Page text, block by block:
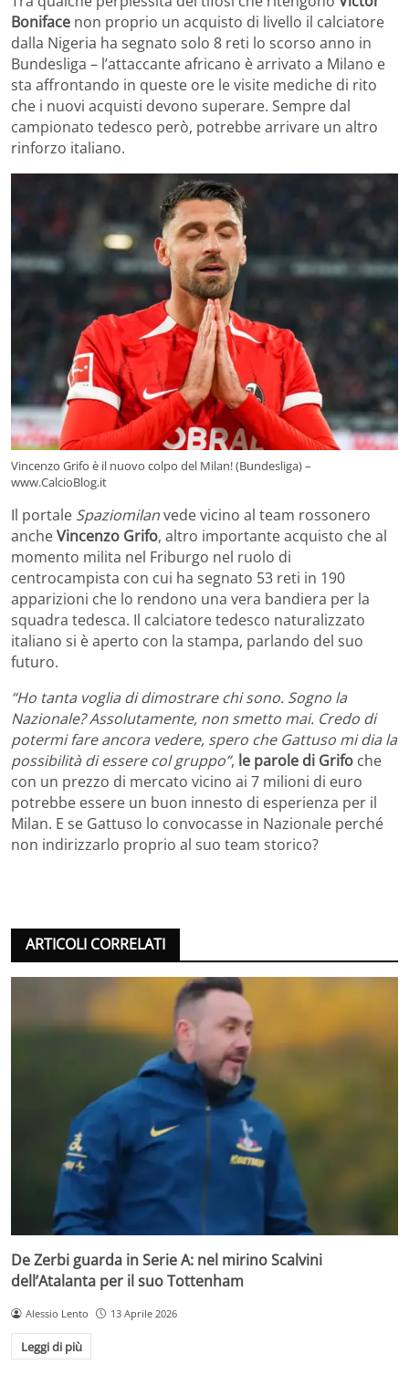
Boniface non proprio un acquisto di livello il calciatore
dalla Nigeria ha segnato solo 8 reti lo scorso anno in
Bundesliga – l’attaccante africano è arrivato a Milano e
sta affrontando in queste ore le visite mediche di rito
che i nuovi acquisti devono superare. Sempre dal
campionato tedesco però, potrebbe arrivare un altro
rinforzo italiano.
Vincenzo Grifo è il nuovo colpo del Milan! (Bundesliga) –
www.CalcioBlog.it
Il portale Spaziomilanvede vicino al team rossonero
ancheVincenzo Grifo, altro importante acquisto che al
momento milita nel Friburgo nel ruolo di
centrocampista con cui ha segnato 53 reti in 190
apparizioni che lo rendono una vera bandiera per la
squadra tedesca. Il calciatore tedesco naturalizzato
italiano si è aperto con la stampa, parlando del suo
futuro.
“Ho tanta voglia di dimostrare chi sono. Sogno la
Nazionale? Assolutamente, non smetto mai. Credo di
potermi fare ancora vedere, spero che Gattuso mi dia la
possibilità di essere col gruppo”, le parole di Grifo che
con un prezzo di mercato vicino ai 7 milioni di euro
potrebbe essere un buon innesto di esperienza per il
Milan. E se Gattuso lo convocasse in Nazionale perché
non indirizzarlo proprio al suo team storico?
ARTICOLI CORRELATI
De Zerbi guarda in Serie A: nel mirino Scalvini
dell’Atalanta per il suo Tottenham
Alessio Lento 13 Aprile 2026
Leggi di più